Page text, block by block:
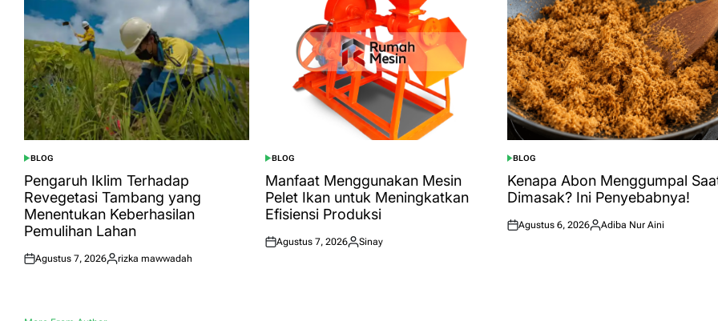
POSTED
IN
BLOG
Pengaruh Iklim Terhadap
Revegetasi Tambang yang
Menentukan Keberhasilan
Pemulihan Lahan
Posted
Agustus 7, 2026
Posted
rizka mawwadah
POSTED
IN
BLOG
Manfaat Menggunakan Mesin
Pelet Ikan untuk Meningkatkan
Efisiensi Produksi
Posted
Agustus 7, 2026
Posted
Sinay
POSTED
IN
BLOG
Kenapa Abon Menggumpal
Dimasak? Ini Penyebabnya!
Posted
Agustus 6, 2026
Posted
Adiba Nur Aini